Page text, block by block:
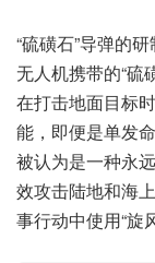
“硫磺石”导弹的
无人机携带的“硫
在打击地面目标
能，即便是单发
被认为是一种永
效攻击陆地和海
事行动中使用“旋